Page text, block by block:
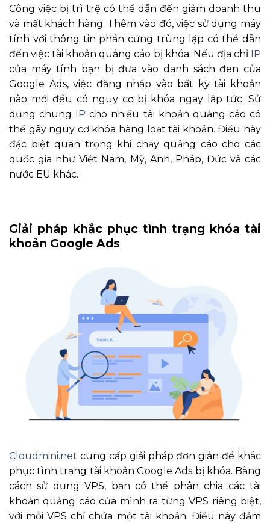
Công việc bị trì trệ có thể dẫn đến giảm doanh thu
và mất khách hàng. Thêm vào đó, việc sử dụng máy
tính với thông tin phần cứng trùng lặp có thể dẫn
đến việc tài khoản quảng cáo bị khóa. Nếu địa chỉ IP
của máy tính bạn bị đưa vào danh sách đen của
Google Ads, việc đăng nhập vào bất kỳ tài khoản
nào mới đều có nguy cơ bị khóa ngay lập tức. Sử
dụng chung IP cho nhiều tài khoản quảng cáo có
thể gây nguy cơ khóa hàng loạt tài khoản. Điều này
đặc biệt quan trọng khi chạy quảng cáo cho các
quốc gia như Việt Nam, Mỹ, Anh, Pháp, Đức và các
nước EU khác.
Giải pháp khắc phục tình trạng khóa tài
khoản Google Ads
Cloudmini.net cung cấp giải pháp đơn giản để khắc
phục tình trạng tài khoản Google Ads bị khóa. Bằng
cách sử dụng VPS, bạn có thể phân chia các tài
khoản quảng cáo của mình ra từng VPS riêng biệt,
với mỗi VPS chỉ chứa một tài khoản. Điều này đảm